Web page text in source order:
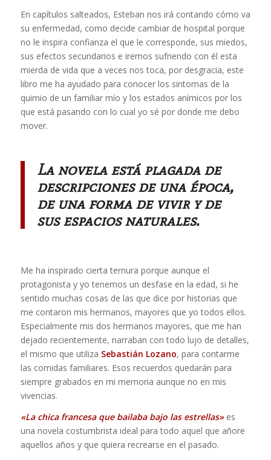
En capítulos salteados, Esteban nos irá contando cómo va
su enfermedad, como decide cambiar de hospital porque
no le inspira confianza el que le corresponde, sus miedos,
sus efectos secundarios e iremos sufriendo con él esta
mierda de vida que a veces nos toca, por desgracia, este
libro me ha ayudado para conocer los sintomas de la
quimio de un familiar mío y los estados anímicos por los
que está pasando con lo cual yo sé por donde me debo
mover.
La novela está plagada de
descripciones de una época,
de una forma de vivir y de
sus espacios naturales.
Me ha inspirado cierta ternura porque aunque el
protagonista y yo tenemos un desfase en la edad, si he
sentido muchas cosas de las que dice por historias que
me contaron mis hermanos, mayores que yo todos ellos.
Especialmente mis dos hermanos mayores, que me han
dejado recientemente, narraban con todo lujo de detalles,
el mismo que utiliza Sebastián Lozano, para contarme
las comidas familiares. Esos recuerdos quedarán para
siempre grabados en mi memoria aunque no en mis
vivencias.
«La chica francesa que bailaba bajo las estrellas»es
una novela costumbrista ideal para todo aquel que añore
aquellos años y que quiera recrearse en el pasado.